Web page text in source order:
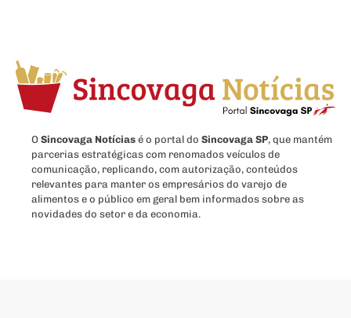
O Sincovaga Notícias é o portal do Sincovaga SP, que mantém
parcerias estratégicas com renomados veículos de
comunicação, replicando, com autorização, conteúdos
relevantes para manter os empresários do varejo de
alimentos e o público em geral bem informados sobre as
novidades do setor e da economia.